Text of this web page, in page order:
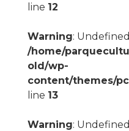
line 12
Warning:
/home/
old/wp-
content/themes/
line 13
Warning: